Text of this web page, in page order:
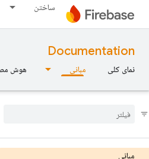
ساختن
Documentation
نمای کلی مبانی هوش
مبانی